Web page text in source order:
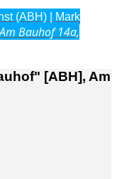
(ABH) | Mark
Am Bauhof 14a,
[ABH], Am